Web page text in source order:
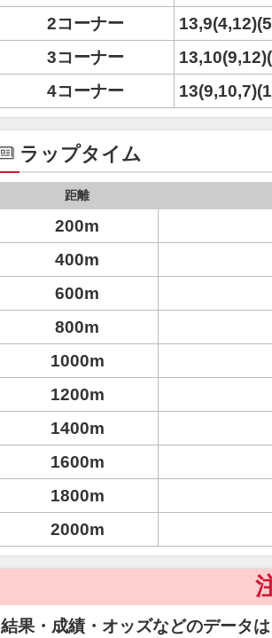
2コーナー
3コーナー
4コーナー
ラップタイム
距離
200m
400m
600m
800m
1000m
1200m
1400m
1600m
1800m
2000m
結果・成績・オッズなどのデータ